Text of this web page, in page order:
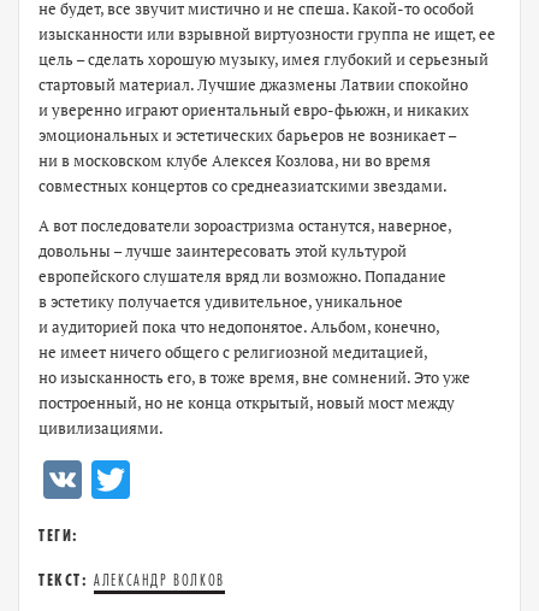
не будет, все звучит мистично и не спеша. Какой-то особой
изысканности или взрывной виртуозности группа не ищет, ее
цель – сделать хорошую музыку, имея глубокий и серьезный
стартовый материал. Лучшие джазмены Латвии спокойно
и уверенно играют ориентальный евро-фьюжн, и никаких
эмоциональных и эстетических барьеров не возникает –
ни в московском клубе Алексея Козлова, ни во время
совместных концертов со среднеазиатскими звездами.
А вот последователи зороастризма останутся, наверное,
довольны – лучше заинтересовать этой культурой
европейского слушателя вряд ли возможно. Попадание
в эстетику получается удивительное, уникальное
и аудиторией пока что недопонятое. Альбом, конечно,
не имеет ничего общего с религиозной медитацией,
но изысканность его, в тоже время, вне сомнений. Это уже
построенный, но не конца открытый, новый мост между
цивилизациями.
VK
ТЕГИ:
ТЕКСТ: АЛЕКСАНДР ВОЛКОВ